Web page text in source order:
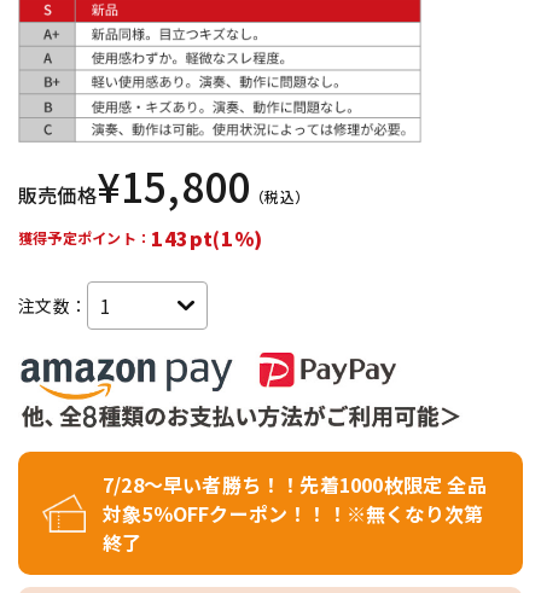
中古
販売価格¥15,800 （税込）
獲得予定ポイント： 143pt(1%)
注文数：
7/28～早い者勝ち！！先着1000枚限定 全品
対象5％OFFクーポン！！！※無くなり次第
終了